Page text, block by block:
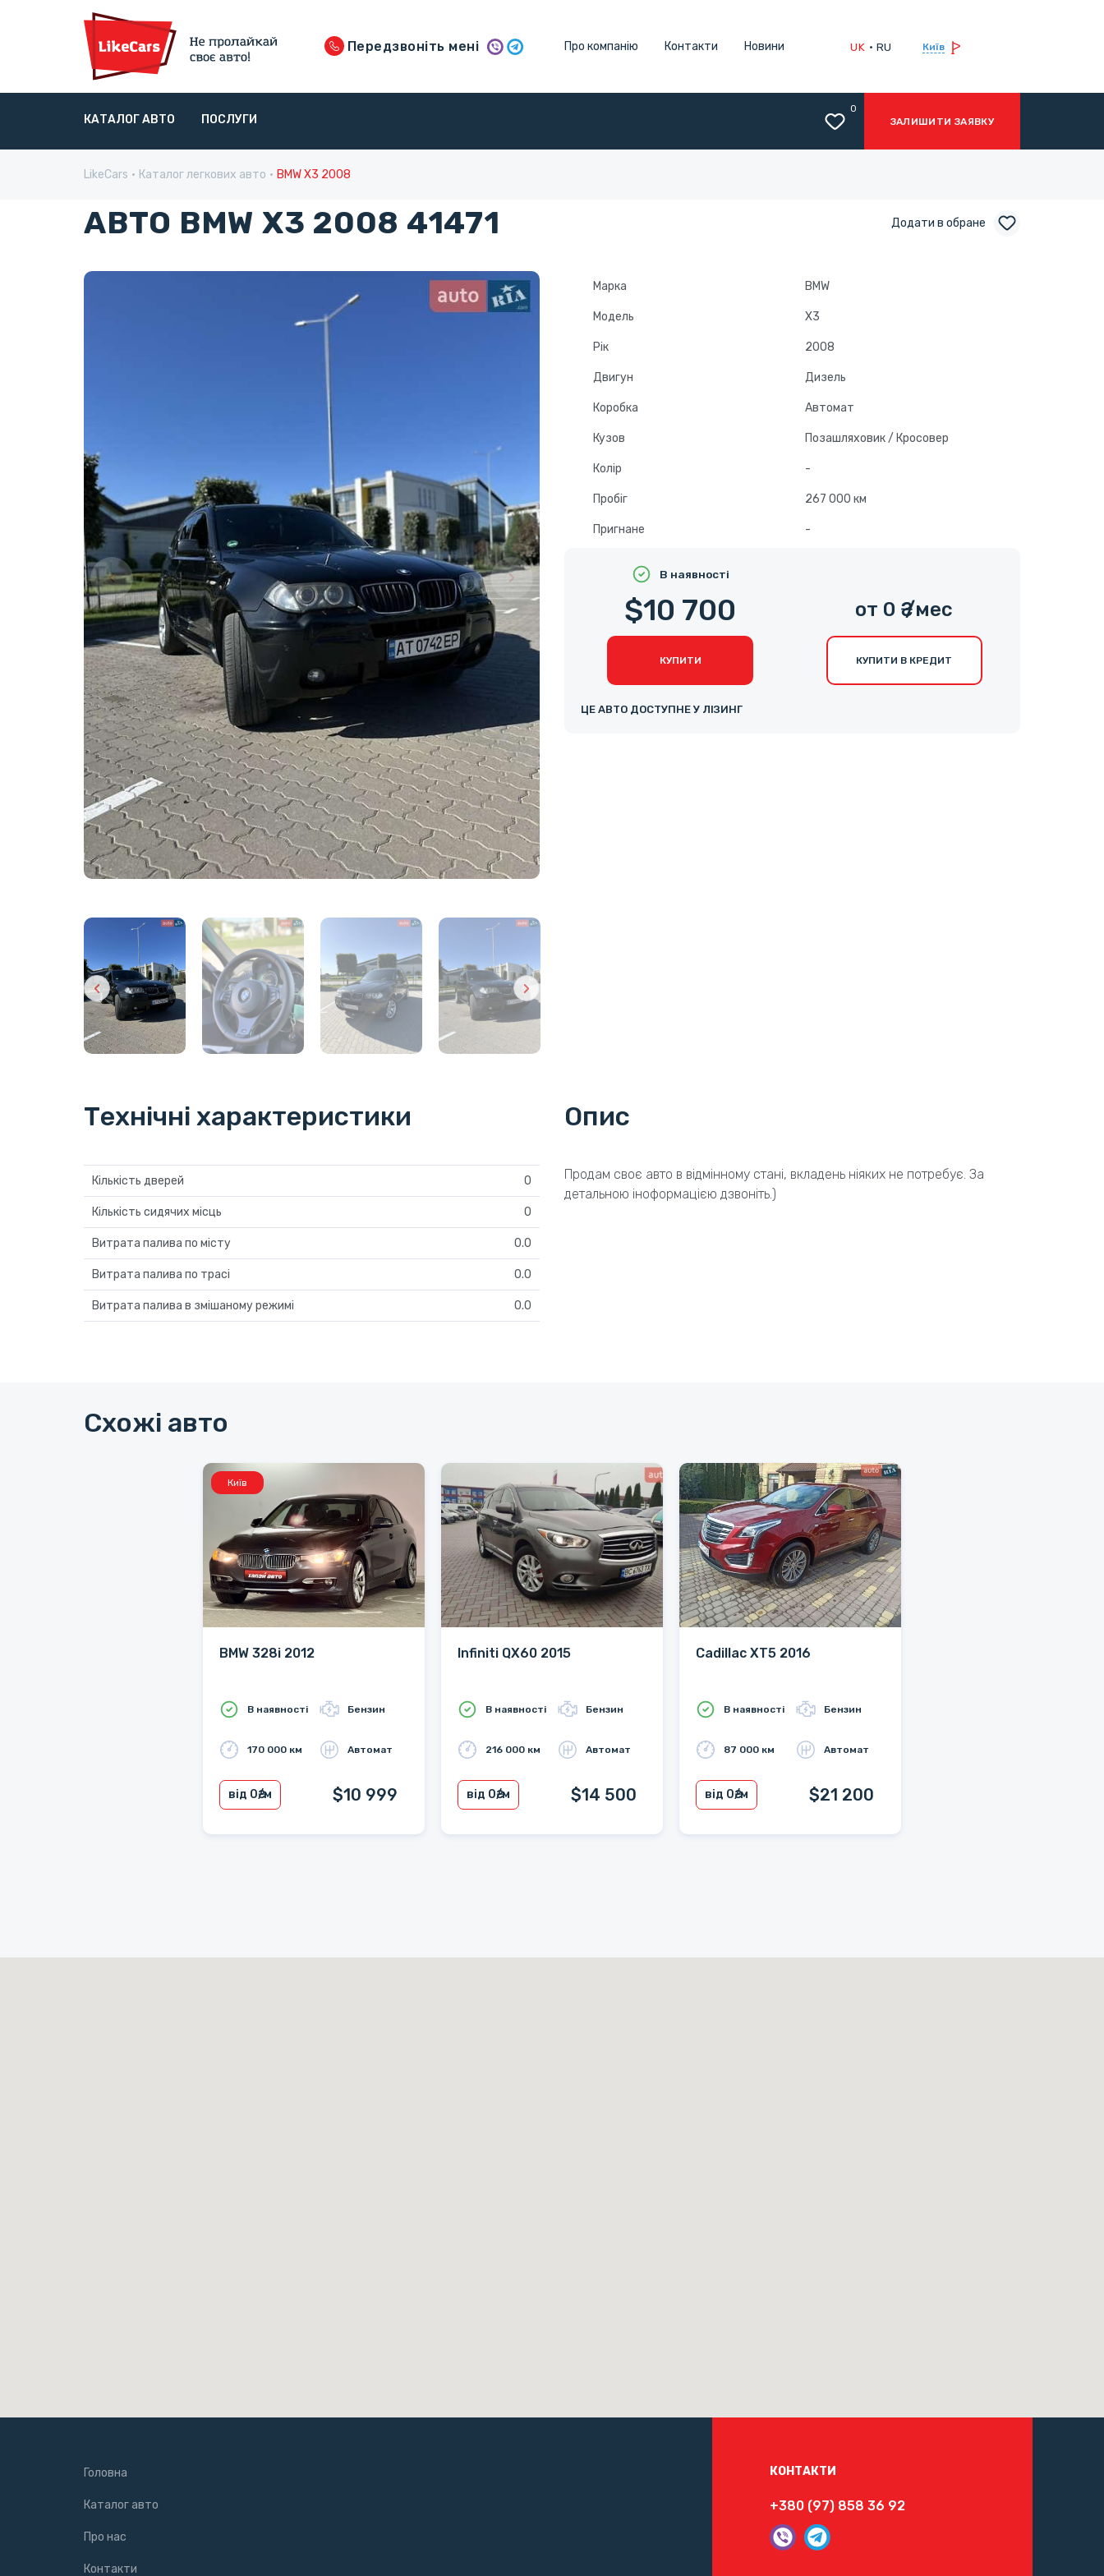
Передзвоніть мені Про компанію Контакти Новини UK RU Київ
КАТАЛОГ АВТО ПОСЛУГИ
0
ЗАЛИШИТИ ЗАЯВКУ
LikeCars Каталог легкових авто BMW X3 2008
АВТО BMW X3 2008 41471 Додати в обране
Марка BMW
Модель X3
Рік 2008
Двигун Дизель
Коробка Автомат
Кузов Позашляховик / Кросовер
Колір -
Пробіг 267 000 км
Пригнане -
В наявності
$10 700
КУПИТИ
от 0 ₴ /мес
КУПИТИ В КРЕДИТ
ЦЕ АВТО ДОСТУПНЕ У ЛІЗИНГ
Технічні характеристики
Кількість дверей 0
Кількість сидячих місць 0
Витрата палива по місту 0.0
Витрата палива по трасі 0.0
Витрата палива в змішаному режимі 0.0
Опис
Продам своє авто в відмінному стані, вкладень ніяких не потребує. За
детальною іноформацією дзвоніть.)
Схожі авто
Київ
BMW 328i 2012
В наявності Бензин
170 000 км Автомат
від 0₴/м $10 999
Infiniti QX60 2015
В наявності Бензин
216 000 км Автомат
від 0₴/м $14 500
Cadillac XT5 2016
В наявності Бензин
87 000 км Автомат
від 0₴/м $21 200
Головна
Каталог авто
Про нас
Контакти
КОНТАКТИ
+380 (97) 858 36 92